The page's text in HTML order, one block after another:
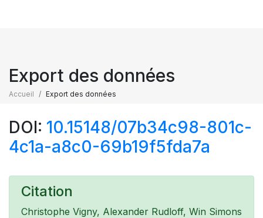
Export des données
Accueil Export des données
DOI: 10.15148/07b34c98-801c-
4c1a-a8c0-69b19f5fda7a
Citation
Christophe Vigny, Alexander Rudloff, Win Simons